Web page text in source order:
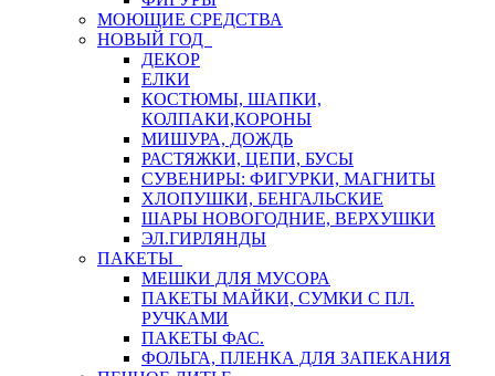
МОЮЩИЕ СРЕДСТВА
НОВЫЙ ГОД
ДЕКОР
ЕЛКИ
КОСТЮМЫ, ШАПКИ,
КОЛПАКИ,КОРОНЫ
МИШУРА, ДОЖДЬ
РАСТЯЖКИ, ЦЕПИ, БУСЫ
СУВЕНИРЫ: ФИГУРКИ, МАГНИТЫ
ХЛОПУШКИ, БЕНГАЛЬСКИЕ
ШАРЫ НОВОГОДНИЕ, ВЕРХУШКИ
ЭЛ.ГИРЛЯНДЫ
ПАКЕТЫ
МЕШКИ ДЛЯ МУСОРА
ПАКЕТЫ МАЙКИ, СУМКИ С ПЛ.
РУЧКАМИ
ПАКЕТЫ ФАС.
ФОЛЬГА, ПЛЕНКА ДЛЯ ЗАПЕКАНИЯ